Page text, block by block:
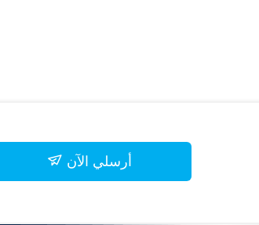
أرسلي الآن